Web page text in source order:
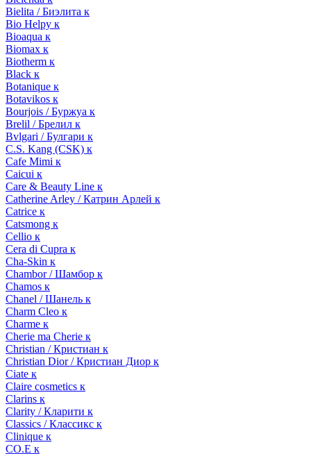
Bielita / Биэлита к
Bio Helpy к
Bioaqua к
Biomax к
Biotherm к
Black к
Botanique к
Botavikos к
Bourjois / Буржуа к
Brelil / Брелил к
Bvlgari / Булгари к
C.S. Kang (CSK) к
Cafe Mimi к
Caicui к
Care & Beauty Line к
Catherine Arley / Катрин Арлей к
Catrice к
Catsmong к
Cellio к
Cera di Cupra к
Cha-Skin к
Chambor / Шамбор к
Chamos к
Chanel / Шанель к
Charm Cleo к
Charme к
Cherie ma Cherie к
Christian / Кристиан к
Christian Dior / Кристиан Диор к
Ciate к
Claire cosmetics к
Clarins к
Clarity / Кларити к
Classics / Классикс к
Clinique к
CO.E к